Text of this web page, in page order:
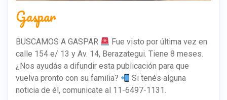
Gaspar
BUSCAMOS A GASPAR
Fue visto por última vez en
calle 154 e/ 13 y Av. 14, Berazategui. Tiene 8 meses.
¿Nos ayudás a difundir esta publicación para que
vuelva pronto con su familia?
Si tenés alguna
noticia de él, comunicate al 11-6497-1131.